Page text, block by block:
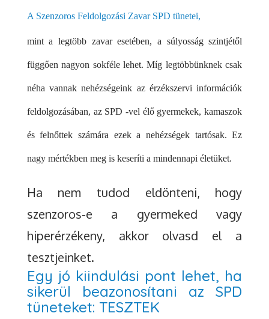
A Szenzoros Feldolgozási Zavar SPD tünetei,
mint a legtöbb zavar esetében, a súlyosság szintjétől
függően nagyon sokféle lehet. Míg legtöbbünknek csak
néha vannak nehézségeink az érzékszervi információk
feldolgozásában, az SPD -vel élő gyermekek, kamaszok
és felnőttek számára ezek a nehézségek tartósak. Ez
nagy mértékben meg is keseríti a mindennapi életüket.
Ha nem tudod eldönteni, hogy
szenzoros-e a gyermeked vagy
hiperérzékeny, akkor olvasd el a
tesztjeinket.
Egy jó kiindulási pont lehet, ha
sikerül beazonosítani az SPD
tüneteket: TESZTEK